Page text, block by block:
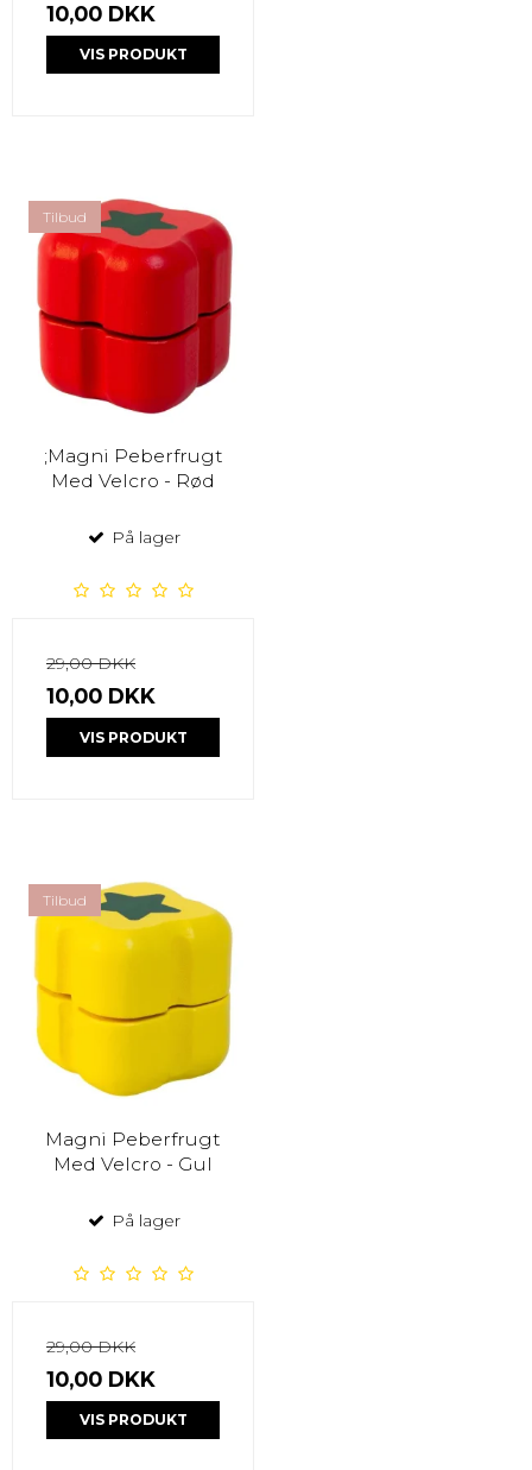
10,00 DKK
VIS PRODUKT
Tilbud
;Magni Peberfrugt
Med Velcro - Rød
På lager
29,00 DKK
10,00 DKK
VIS PRODUKT
Tilbud
Magni Peberfrugt
Med Velcro - Gul
På lager
29,00 DKK
10,00 DKK
VIS PRODUKT